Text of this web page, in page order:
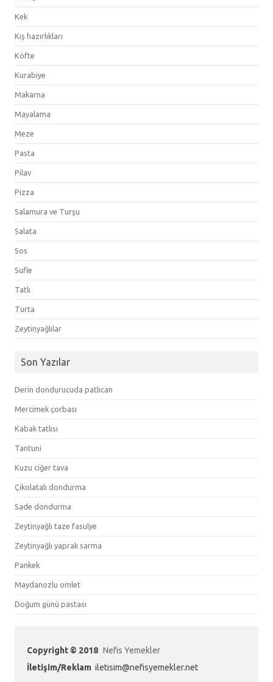
Kek
Kış hazırlıkları
Köfte
Kurabiye
Makarna
Mayalama
Meze
Pasta
Pilav
Pizza
Salamura ve Turşu
Salata
Sos
Sufle
Tatlı
Turta
Zeytinyağlılar
Son Yazılar
Derin dondurucuda patlıcan
Mercimek çorbası
Kabak tatlısı
Tantuni
Kuzu ciğer tava
Çikolatalı dondurma
Sade dondurma
Zeytinyağlı taze fasulye
Zeytinyağlı yaprak sarma
Pankek
Maydanozlu omlet
Doğum günü pastası
Copyright © 2018 Nefis Yemekler
İletişim/Reklam iletisim@nefisyemekler.net